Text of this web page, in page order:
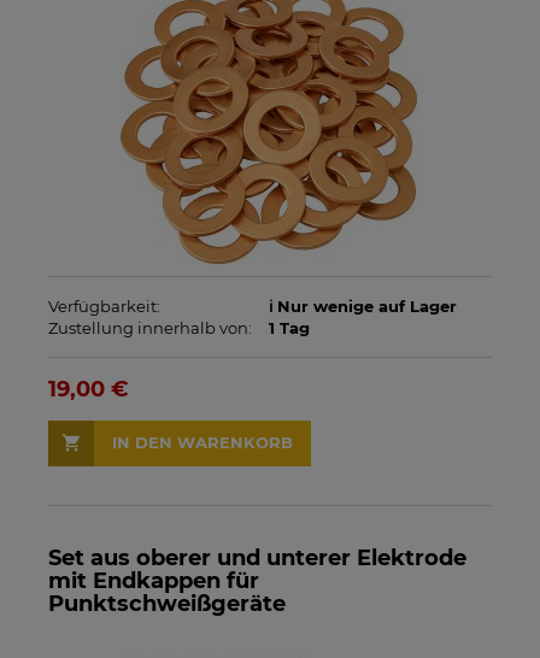
Verfügbarkeit:
ℹ️ Nur wenige auf Lager
Zustellung innerhalb von:
1 Tag
19,00 €
IN DEN WARENKORB
Set aus oberer und unterer Elektrode
mit Endkappen für
Punktschweißgeräte